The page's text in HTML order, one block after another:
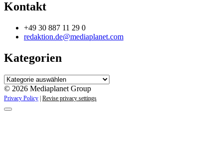
Kontakt
+49 30 887 11 29 0
redaktion.de@mediaplanet.com
Kategorien
Kategorien
© 2026 Mediaplanet Group
Privacy Policy | Revise privacy settings